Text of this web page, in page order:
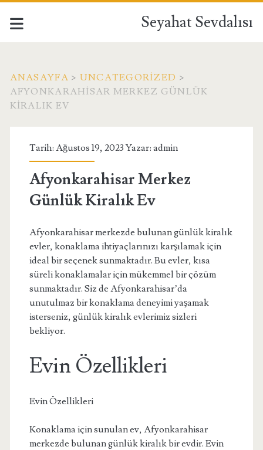
Seyahat Sevdalısı
ANASAYFA > UNCATEGORIZED >
AFYONKARAHISAR MERKEZ GÜNLÜK
KIRALIK EV
Tarih: Ağustos 19, 2023 Yazar: admin
Afyonkarahisar Merkez
Günlük Kiralık Ev
Afyonkarahisar merkezde bulunan günlük kiralık
evler, konaklama ihtiyaçlarınızı karşılamak için
ideal bir seçenek sunmaktadır. Bu evler, kısa
süreli konaklamalar için mükemmel bir çözüm
sunmaktadır. Siz de Afyonkarahisar’da
unutulmaz bir konaklama deneyimi yaşamak
isterseniz, günlük kiralık evlerimiz sizleri
bekliyor.
Evin Özellikleri
Evin Özellikleri
Konaklama için sunulan ev, Afyonkarahisar
merkezde bulunan günlük kiralık bir evdir. Evin